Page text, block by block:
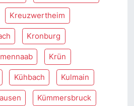
Kreuzwertheim
Kronburg
Krün
Kühbach Kulmain
Kümmersbruck